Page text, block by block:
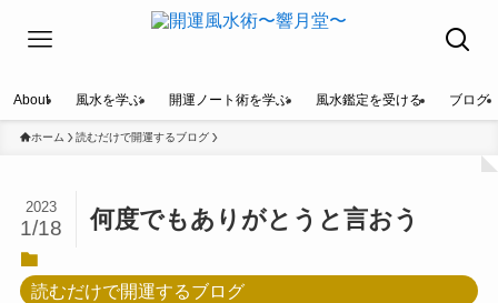
About 風水を学ぶ 開運ノート術を学ぶ 風水鑑定を受ける ブログ
ホーム 読むだけで開運するブログ
何度でもありがとうと言おう
2023
1/18
読むだけで開運するブログ